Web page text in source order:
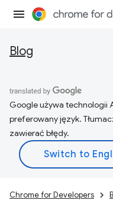
Blog
Google używa technologii
preferowany język.
zawierać błędy.
Chrome for Developers